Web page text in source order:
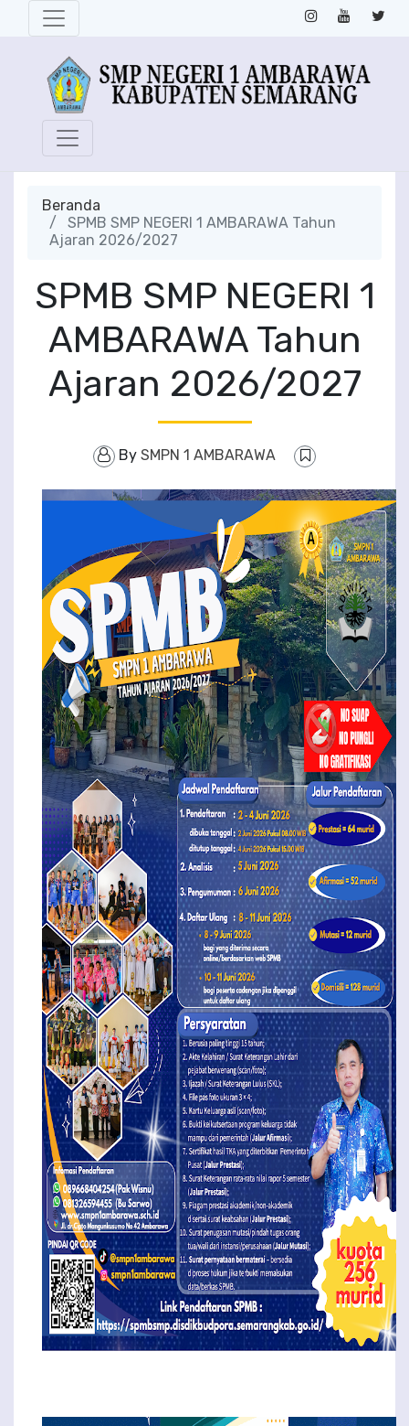
Beranda
SPMB SMP NEGERI 1 AMBARAWA Tahun
Ajaran 2026/2027
SPMB SMP NEGERI 1
AMBARAWA Tahun
Ajaran 2026/2027
By SMPN 1 AMBARAWA